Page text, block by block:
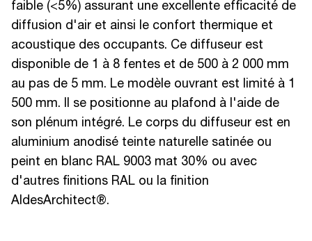
faible (<5%) assurant une excellente efficacité de
diffusion d'air et ainsi le confort thermique et
acoustique des occupants. Ce diffuseur est
disponible de 1 à 8 fentes et de 500 à 2 000 mm
au pas de 5 mm. Le modèle ouvrant est limité à 1
500 mm. Il se positionne au plafond à l'aide de
son plénum intégré. Le corps du diffuseur est en
aluminium anodisé teinte naturelle satinée ou
peint en blanc RAL 9003 mat 30% ou avec
d'autres finitions RAL ou la finition
AldesArchitect®.